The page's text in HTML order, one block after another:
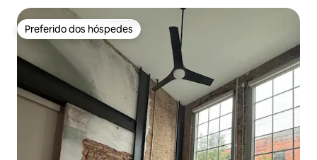
Preferido dos hóspedes
Preferido dos hóspedes